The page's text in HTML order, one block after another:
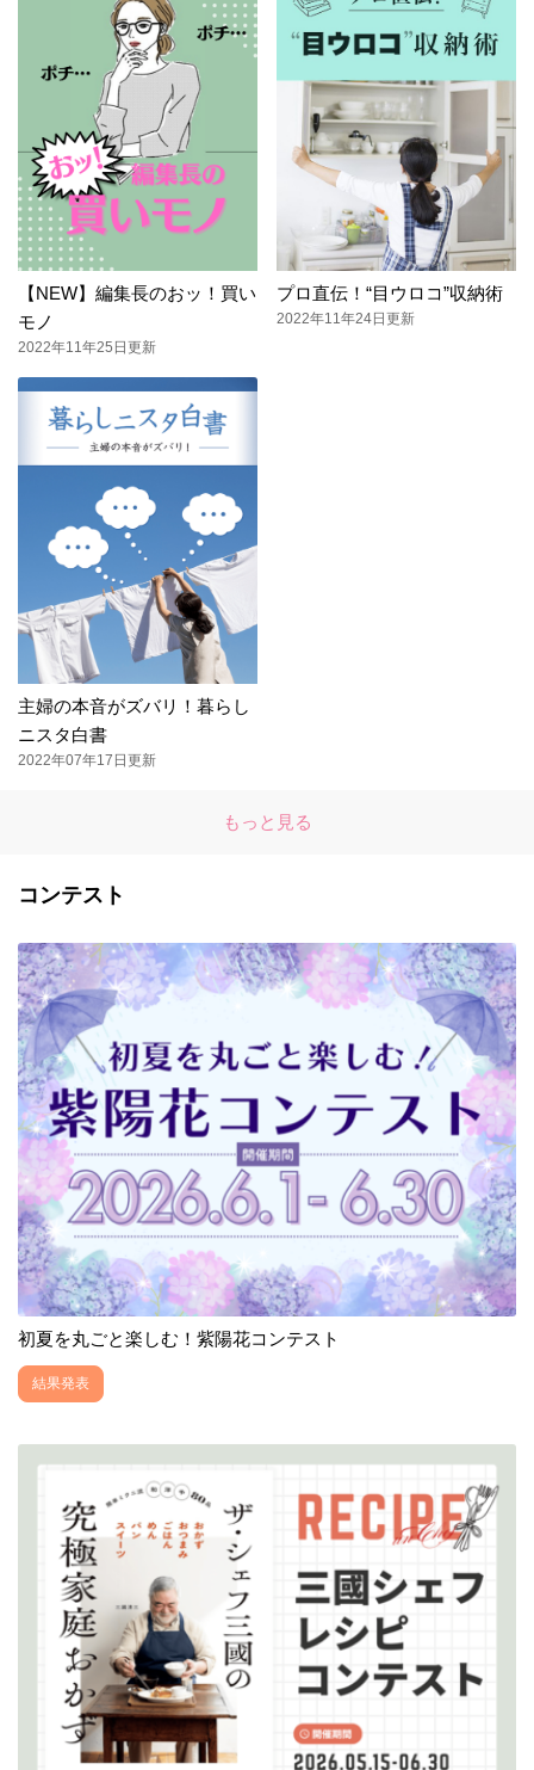
【NEW】編集長のおッ！買い
モノ
2022年11年25日更新
プロ直伝！“目ウロコ”収納術
2022年11年24日更新
主婦の本音がズバリ！暮らし
ニスタ白書
2022年07年17日更新
もっと見る
コンテスト
初夏を丸ごと楽しむ！紫陽花コンテスト
結果発表